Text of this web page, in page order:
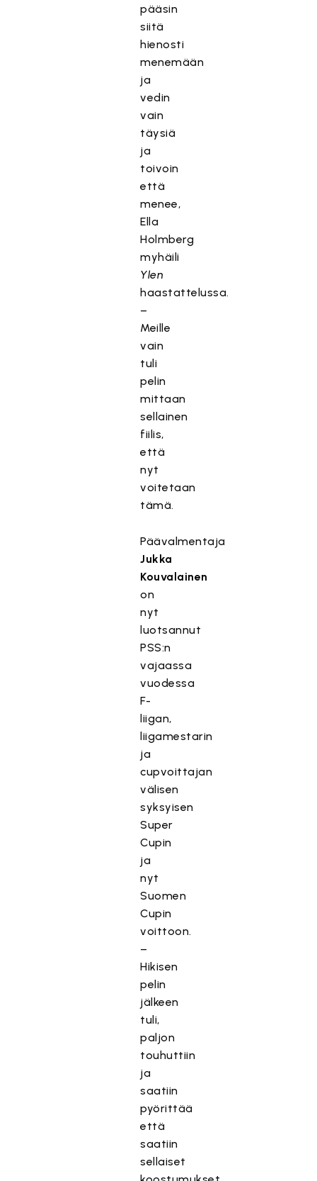
pääsin
siitä
hienosti
menemään
ja
vedin
vain
täysiä
ja
toivoin
että
menee,
Ella
Holmberg
myhäili
Ylen
haastattelussa.
–
Meille
vain
tuli
pelin
mittaan
sellainen
fiilis,
että
nyt
voitetaan
tämä.
Päävalmentaja
Jukka
Kouvalainen
on
nyt
luotsannut
PSS:n
vajaassa
vuodessa
F-
liigan,
liigamestarin
ja
cupvoittajan
välisen
syksyisen
Super
Cupin
ja
nyt
Suomen
Cupin
voittoon.
–
Hikisen
pelin
jälkeen
tuli,
paljon
touhuttiin
ja
saatiin
pyörittää
että
saatiin
sellaiset